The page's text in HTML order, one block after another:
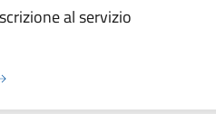
al servizio